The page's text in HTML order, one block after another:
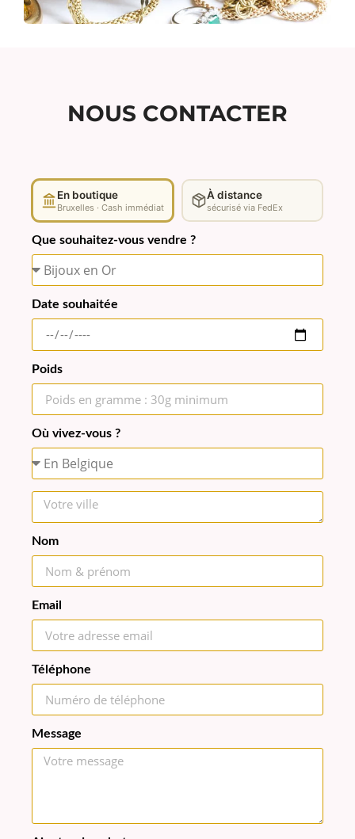
NOUS CONTACTER
En boutique
Bruxelles · Cash immédiat
À distance
sécurisé via FedEx
Que souhaitez-vous vendre ?
Date souhaitée
Poids
Où vivez-vous ?
Nom
Email
Téléphone
Message